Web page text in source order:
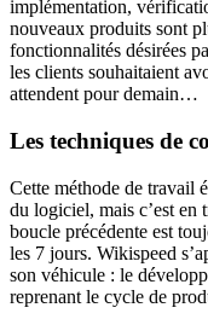
implémentation,
nouveaux produits sont
fonctionnalités désirées
les clients souhaitaient
attendent pour demain…
Les techniques de
Cette méthode de travail
du logiciel, mais c’est en
boucle précédente est
les 7 jours. Wikispeed
son véhicule : le
reprenant le cycle de